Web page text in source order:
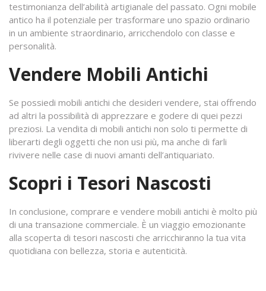
testimonianza dell’abilità artigianale del passato. Ogni mobile
antico ha il potenziale per trasformare uno spazio ordinario
in un ambiente straordinario, arricchendolo con classe e
personalità.
Vendere Mobili Antichi
Se possiedi mobili antichi che desideri vendere, stai offrendo
ad altri la possibilità di apprezzare e godere di quei pezzi
preziosi. La vendita di mobili antichi non solo ti permette di
liberarti degli oggetti che non usi più, ma anche di farli
rivivere nelle case di nuovi amanti dell’antiquariato.
Scopri i Tesori Nascosti
In conclusione, comprare e vendere mobili antichi è molto più
di una transazione commerciale. È un viaggio emozionante
alla scoperta di tesori nascosti che arricchiranno la tua vita
quotidiana con bellezza, storia e autenticità.